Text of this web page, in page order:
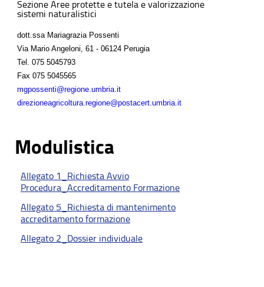
Sezione Aree protette e tutela e valorizzazione
sistemi naturalistici
dott.ssa Mariagrazia Possenti
Via Mario Angeloni, 61 - 06124 Perugia
Tel. 075 5045793
Fax 075 5045565
mgpossenti@regione.umbria.it
direzioneagricoltura.regione@postacert.umbria.it
Modulistica
Allegato 1_Richiesta Avvio
Procedura_Accreditamento Formazione
Allegato 5_Richiesta di mantenimento
accreditamento formazione
Allegato 2_Dossier individuale